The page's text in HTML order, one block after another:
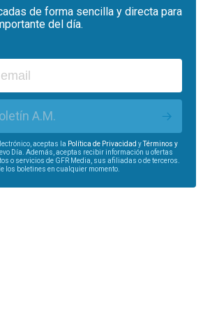
de forma sencilla y directa para
del día.
A.M.
aceptas la Política de Privacidad yTérminos y
Día. Además, aceptas recibir información u ofertas
o servicios de GFR Media, sus afiliadas o de terceros.
los boletines en cualquier momento.